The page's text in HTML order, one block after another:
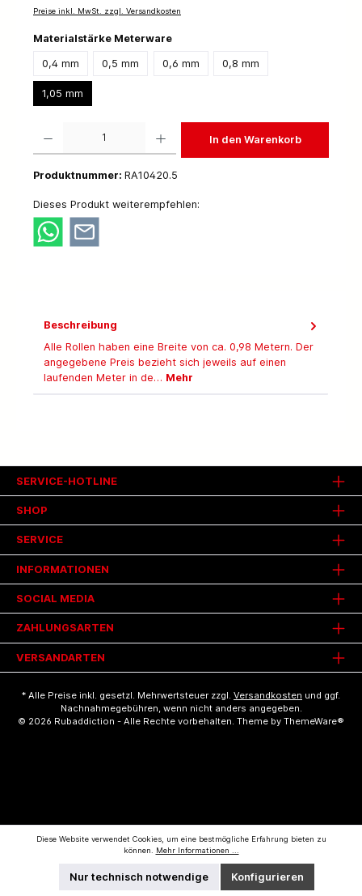
Preise inkl. MwSt. zzgl. Versandkosten
Materialstärke Meterware
0,4 mm 0,5 mm 0,6 mm 0,8 mm
1,05 mm
In den Warenkorb
Produktnummer: RA10420.5
Dieses Produkt weiterempfehlen:
Beschreibung
Alle Rollen haben eine Breite von ca. 0,98 Metern. Der
angegebene Preis bezieht sich jeweils auf einen
laufenden Meter in de… Mehr
SHOP
SERVICE
INFORMATIONEN
SERVICE-HOTLINE
SOCIAL MEDIA
ZAHLUNGSARTEN
VERSANDARTEN
* Alle Preise inkl. gesetzl. Mehrwertsteuer zzgl. Versandkosten und ggf.
Nachnahmegebühren, wenn nicht anders angegeben.
© 2026 Rubaddiction - Alle Rechte vorbehalten. Theme by ThemeWare®
Diese Website verwendet Cookies, um eine bestmögliche Erfahrung bieten zu
können.
Mehr Informationen ...
Nur technisch notwendige Konfigurieren